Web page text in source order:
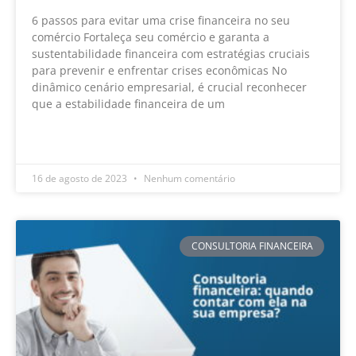
6 passos para evitar uma crise financeira no seu
comércio Fortaleça seu comércio e garanta a
sustentabilidade financeira com estratégias cruciais
para prevenir e enfrentar crises econômicas No
dinâmico cenário empresarial, é crucial reconhecer
que a estabilidade financeira de um
16 de agosto de 2023 Nenhum comentário
CONSULTORIA FINANCEIRA